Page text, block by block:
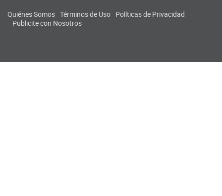
Quiénes Somos Términos de Uso Políticas de Privacidad
Publicite con Nosotros